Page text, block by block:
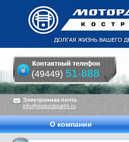
Электронная почта
info@motordetal44.ru
(49449) 51-888
О компании